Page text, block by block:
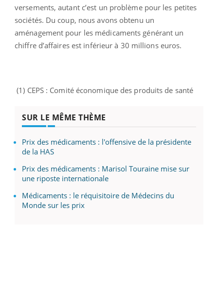
versements, autant c’est un problème pour les petites
sociétés. Du coup, nous avons obtenu un
aménagement pour les médicaments générant un
chiffre d’affaires est inférieur à 30 millions euros.
(1) CEPS : Comité économique des produits de santé
SUR LE MÊME THÈME
Prix des médicaments : l'offensive de la présidente
de la HAS
Prix des médicaments : Marisol Touraine mise sur
une riposte internationale
Médicaments : le réquisitoire de Médecins du
Monde sur les prix